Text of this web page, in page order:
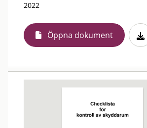
2022
Öppna dokument